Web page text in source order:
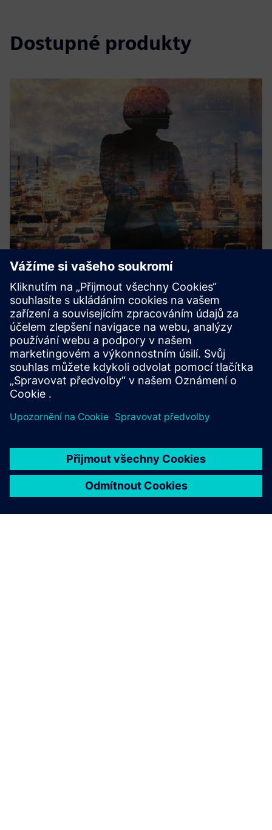
Dostupné produkty
IAQ sensor technologies
Siemens’ customers looking for a modular IAQ sensor
solution can leverage ThinkLite’s Flair IAQ sensor platform
offering. Siemens and ThinkLite will create an integration
that allows our customers to monitor, record, & notify
crit...
Další informace